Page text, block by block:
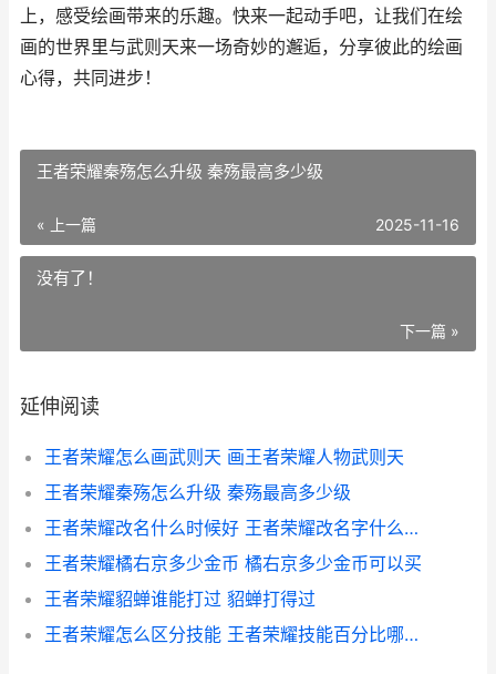
上，感受绘画带来的乐趣。快来一起动手吧，让我们在绘
画的世界里与武则天来一场奇妙的邂逅，分享彼此的绘画
心得，共同进步！
王者荣耀秦殇怎么升级 秦殇最高多少级
« 上一篇 2025-11-16
没有了！
下一篇 »
延伸阅读
王者荣耀怎么画武则天 画王者荣耀人物武则天
王者荣耀秦殇怎么升级 秦殇最高多少级
王者荣耀改名什么时候好 王者荣耀改名字什么时候生效
王者荣耀橘右京多少金币 橘右京多少金币可以买
王者荣耀貂蝉谁能打过 貂蝉打得过
王者荣耀怎么区分技能 王者荣耀技能百分比哪里看